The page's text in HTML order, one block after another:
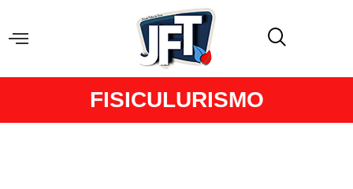
FISICULURISMO